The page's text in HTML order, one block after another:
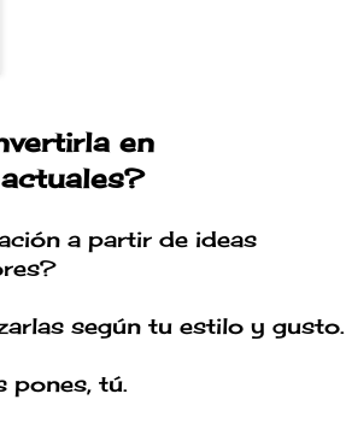
en
a partir de ideas
según tu estilo y gusto.
pones, tú.